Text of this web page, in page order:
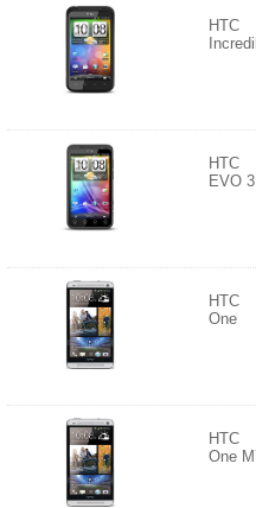
HTC
HTC
EVO
HTC
One
HTC
One